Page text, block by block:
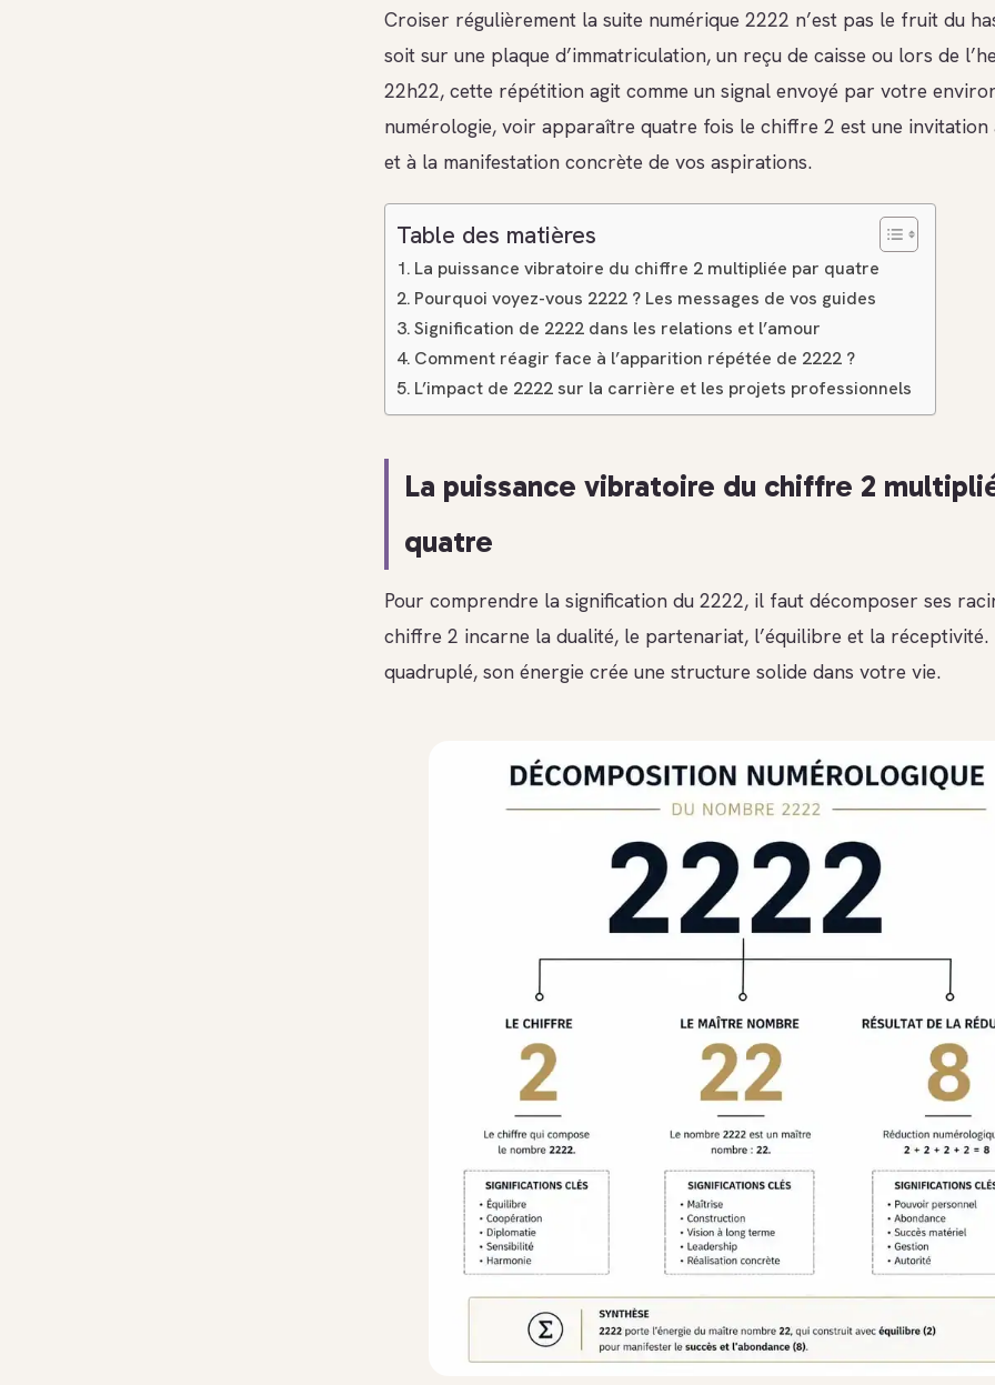
Croiser régulièrement la suite numérique 2222 n’est pas le fruit du
soit sur une plaque d’immatriculation, un reçu de caisse ou lors de
22h22, cette répétition agit comme un signal envoyé par votre
numérologie, voir apparaître quatre fois le chiffre 2 est une
et à la manifestation concrète de vos aspirations.
Table des matières
La puissance vibratoire du chiffre 2 multipliée par quatre
Pourquoi voyez-vous 2222 ? Les messages de vos guides
Signification de 2222 dans les relations et l’amour
Comment réagir face à l’apparition répétée de 2222 ?
L’impact de 2222 sur la carrière et les projets professionnels
La puissance vibratoire du chiffre 2
quatre
Pour comprendre la signification du 2222, il faut décomposer ses
chiffre 2 incarne la dualité, le partenariat, l’équilibre et la réceptivité.
quadruplé, son énergie crée une structure solide dans votre vie.